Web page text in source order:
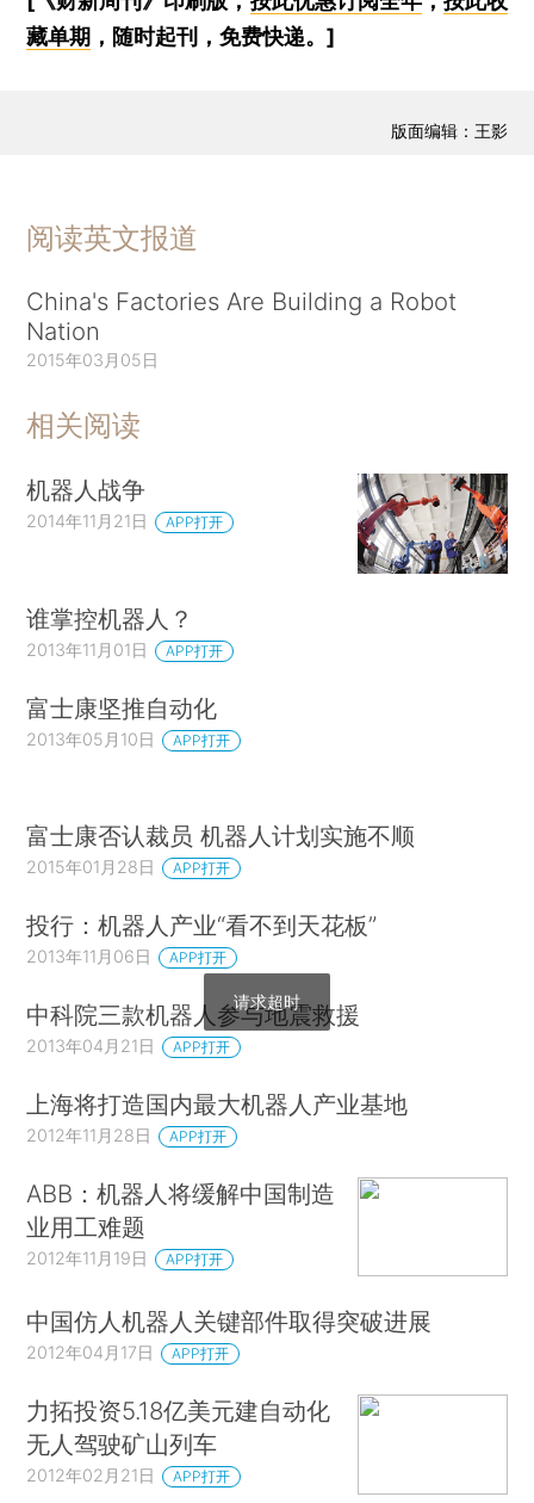
藏单期 ，随时起刊，免费快递。]
版面编辑：王影
阅读英文报道
China's Factories Are Building a Robot
Nation
2015年03月05日
相关阅读
机器人战争
2014年11月21日 APP打开
谁掌控机器人？
2013年11月01日 APP打开
富士康坚推自动化
2013年05月10日 APP打开
富士康否认裁员 机器人计划实施不顺
2015年01月28日 APP打开
投行：机器人产业“看不到天花板”
2013年11月06日 APP打开
中科院三款机器人参与地震救援
2013年04月21日 APP打开
上海将打造国内最大机器人产业基地
2012年11月28日 APP打开
ABB：机器人将缓解中国制造
业用工难题
2012年11月19日 APP打开
中国仿人机器人关键部件取得突破进展
2012年04月17日 APP打开
力拓投资5.18亿美元建自动化
无人驾驶矿山列车
2012年02月21日 APP打开
请求超时